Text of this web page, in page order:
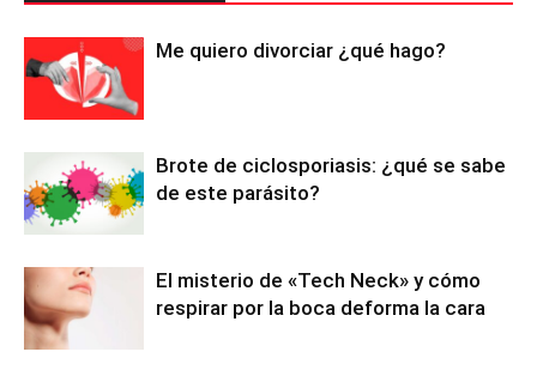
Me quiero divorciar ¿qué hago?
Brote de ciclosporiasis: ¿qué se sabe
de este parásito?
El misterio de «Tech Neck» y cómo
respirar por la boca deforma la cara